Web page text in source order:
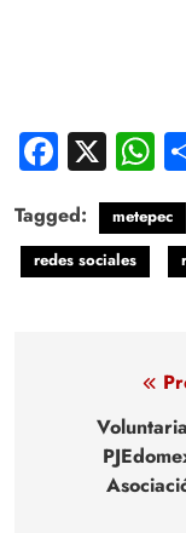
X
Tagged: metepec
redes sociales
entradas